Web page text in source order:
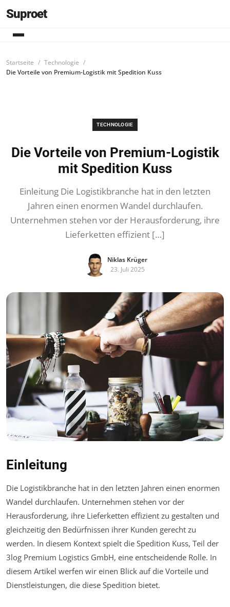
Suproet
Startseite
Technologie
Die Vorteile von Premium-Logistik mit Spedition Kuss
TECHNOLOGIE
Die Vorteile von Premium-Logistik
mit Spedition Kuss
Einleitung Die Logistikbranche hat in den letzten
Jahren einen enormen Wandel durchlaufen.
Unternehmen stehen vor der Herausforderung, ihre
Lieferketten effizient […]
Niklas Krüger
23. Juli 2025
Einleitung
Die Logistikbranche hat in den letzten Jahren einen enormen
Wandel durchlaufen. Unternehmen stehen vor der
Herausforderung, ihre Lieferketten effizient zu gestalten und
gleichzeitig den Bedürfnissen ihrer Kunden gerecht zu
werden. In diesem Kontext spielt die Spedition Kuss, Teil der
3log Premium Logistics GmbH, eine entscheidende Rolle. In
diesem Artikel werfen wir einen Blick auf die Vorteile und
Dienstleistungen, die diese Spedition bietet.